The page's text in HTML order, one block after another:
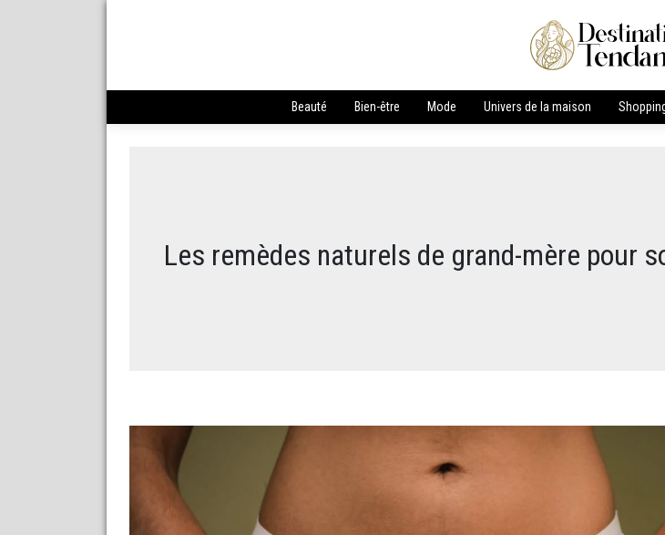
Beauté Bien-être Mode Univers de la maison
Les remèdes naturels de grand-mère pour